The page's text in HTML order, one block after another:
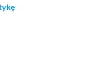
narzędzi do
o intencjach
sezonowe
sukces swojej